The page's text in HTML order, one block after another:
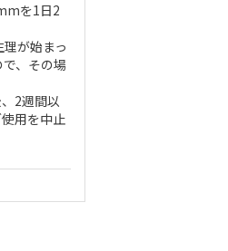
を1日2
が始まっ
、その場
2週間以
用を中止